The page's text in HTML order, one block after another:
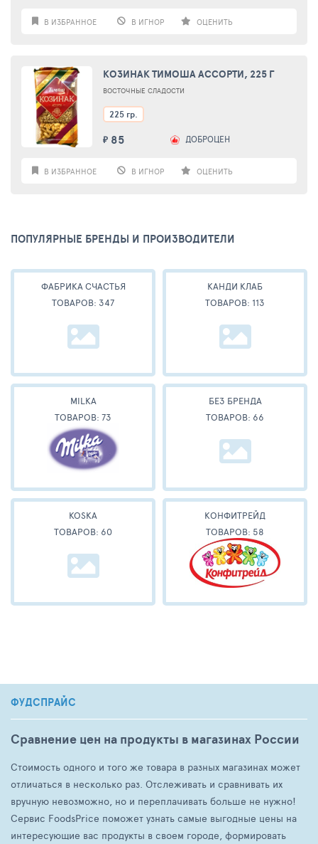
В ИЗБРАННОЕ В ИГНОР ОЦЕНИТЬ
КОЗИНАК ТИМОША АССОРТИ, 225 Г
ВОСТОЧНЫЕ СЛАДОСТИ
225 гр.
₽ 85 ДОБРОЦЕН
В ИЗБРАННОЕ В ИГНОР ОЦЕНИТЬ
ПОПУЛЯРНЫЕ БРЕНДЫ И ПРОИЗВОДИТЕЛИ
ФАБРИКА СЧАСТЬЯ
ТОВАРОВ: 347
КАНДИ КЛАБ
ТОВАРОВ: 113
MILKA
ТОВАРОВ: 73
БЕЗ БРЕНДА
ТОВАРОВ: 66
KOSKA
ТОВАРОВ: 60
КОНФИТРЕЙД
ТОВАРОВ: 58
ФУДСПРАЙС
Сравнение цен на продукты в магазинах России
Стоимость одного и того же товара в разных магазинах может
отличаться в несколько раз. Отслеживать и сравнивать их
вручную невозможно, но и переплачивать больше не нужно!
Сервис FoodsPrice поможет узнать самые выгодные цены на
интересующие вас продукты в своем городе, формировать